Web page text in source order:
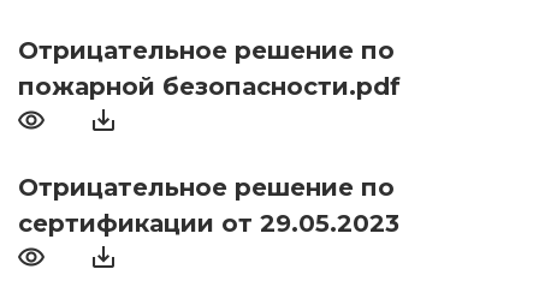
Отрицательное решение по
пожарной безопасности.pdf
Отрицательное решение по
сертификации от 29.05.2023